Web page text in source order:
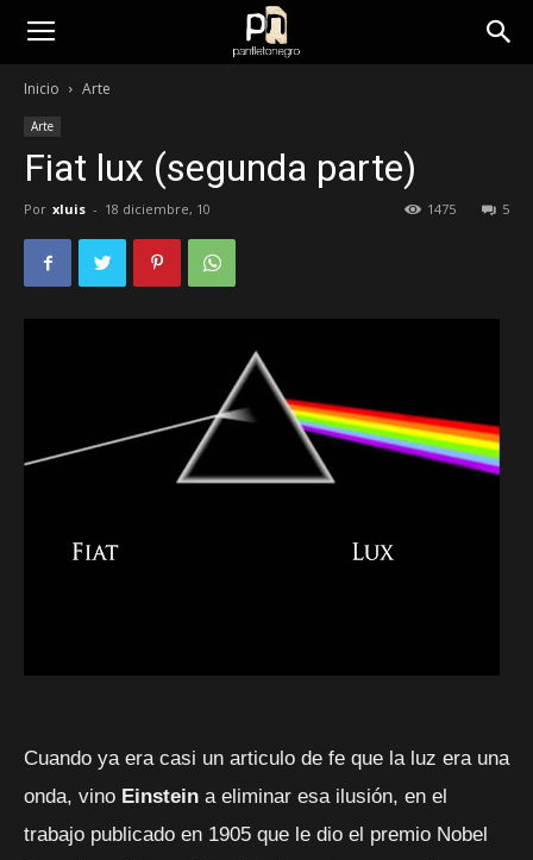
panfletonegro
Inicio Arte
Arte
Fiat lux (segunda parte)
Por xluis - 18 diciembre, 10 5
1475
Cuando ya era casi un articulo de fe que la luz era una
onda, vino Einstein a eliminar esa ilusión, en el
trabajo publicado en 1905 que le dio el premio Nobel